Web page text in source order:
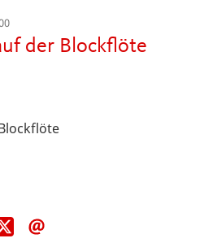
der Blockflöte
Teile
diese